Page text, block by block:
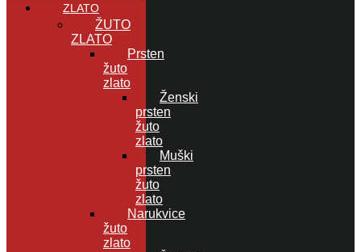
ZLATO
ŽUTO
ZLATO
Prsten
žuto
zlato
Ženski
prsten
žuto
zlato
Muški
prsten
žuto
zlato
Narukvice
žuto
zlato